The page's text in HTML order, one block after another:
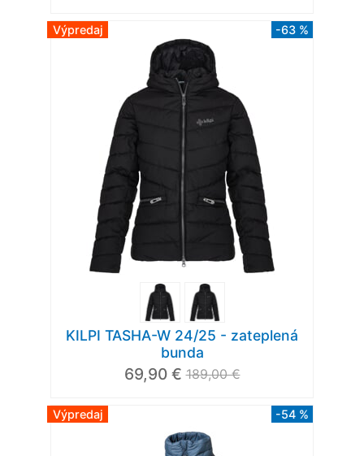
Výpredaj -63 %
KILPI TASHA-W 24/25 - zateplená
bunda
69,90 € 189,00 €
Výpredaj -54 %